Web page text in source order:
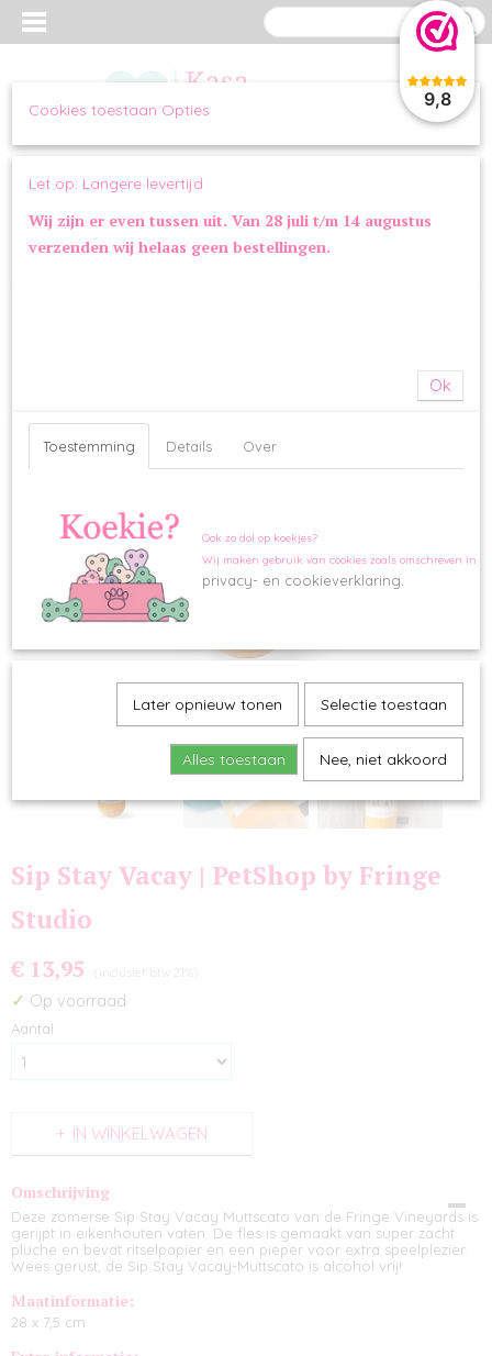
9,8
Inloggen
Home>OVERIG>SPEELGOED>Sip Stay Vacay | PetShop by Fringe
Sip Stay Vacay | PetShop by Fringe
Studio
€ 13,95 (inclusief btw 21%)
✓ Op voorraad
Aantal
IN WINKELWAGEN
Omschrijving
Deze zomerse Sip Stay Vacay Muttscato van de Fringe Vineyards is
gerijpt in eikenhouten vaten. De fles is gemaakt van super zacht
pluche en bevat ritselpapier en een pieper voor extra speelplezier.
Wees gerust, de Sip Stay Vacay-Muttscato is alcohol vrij!
Maatinformatie:
28 x 7,5 cm
Cookies toestaan Opties
Let op: Langere levertijd
Wij zijn er even tussen uit. Van 28 juli t/m 14 augustus
verzenden wij helaas geen bestellingen.
Ok
Toestemming Details Over
Ook zo dol op koekjes?
Wij maken gebruik van cookies zoals omschreven in
privacy- en cookieverklaring.
Later opnieuw tonen Selectie toestaan
Alles toestaan Nee, niet akkoord